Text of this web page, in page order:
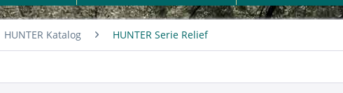
HUNTER Katalog HUNTER Serie Relief